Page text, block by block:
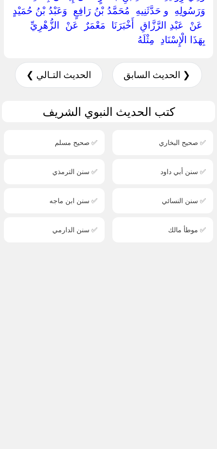
وَرَسُولِهِ ‏ ‏و حَدَّثَنِيهِ ‏ ‏مُحَمَّدُ بْنُ رَافِعٍ ‏ ‏وَعَبْدُ بْنُ حُمَيْدٍ
‏ ‏عَنْ ‏ ‏عَبْدِ الرَّزَّاقِ ‏ ‏أَخْبَرَنَا ‏ ‏مَعْمَرٌ ‏ ‏عَنْ ‏ ‏الزُّهْرِيِّ ‏
‏بِهَذَا الْإِسْنَادِ ‏ ‏مِثْلَهُ ‏
❮ الحديث السابق الحديث التـالي ❯
كتب الحديث النبوي الشريف
✅ صحيح البخاري ✅ صحيح مسلم
✅ سنن أبي داود ✅ سنن الترمذي
✅ سنن النسائي ✅ سنن ابن ماجه
✅ موطأ مالك ✅ سنن الدارمي